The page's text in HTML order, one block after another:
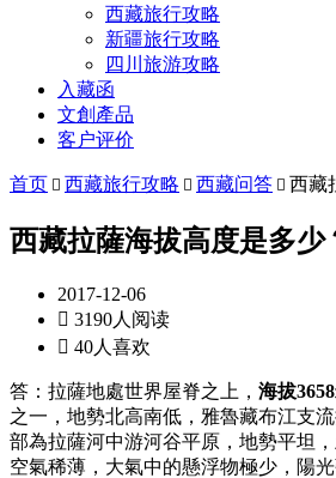
西藏旅行攻略
新疆旅行攻略
四川旅游攻略
入藏函
文創產品
客户评价
首页  西藏旅行攻略  西藏问答  西藏
西藏拉薩海拔高度是多少
2017-12-06
 3190人阅读
 40人喜欢
答：拉薩地處世界屋脊之上， 海拔
之一，地勢北高南低，雅魯藏布江支
部為拉薩河中游河谷平原，地勢平坦
空氣稀薄，大氣中的懸浮物極少，陽